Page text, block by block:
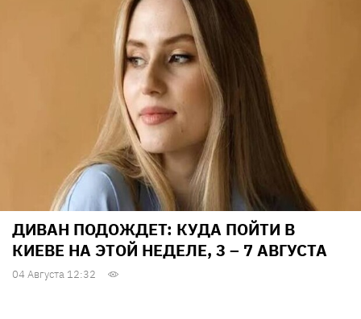
ДИВАН ПОДОЖДЕТ: КУДА ПОЙТИ В
КИЕВЕ НА ЭТОЙ НЕДЕЛЕ, 3 – 7 АВГУСТА
04 Августа 12:32